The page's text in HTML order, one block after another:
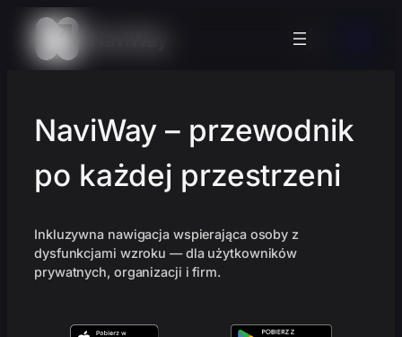
Przejdź
treści
NaviWay – przewodnik
po każdej przestrzeni
Inkluzywna nawigacja wspierająca osoby z
dysfunkcjami wzroku — dla użytkowników
prywatnych, organizacji i firm.